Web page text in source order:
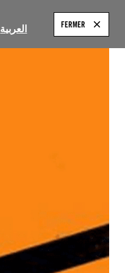
العربية FERMER
NOUS REJOINDRE